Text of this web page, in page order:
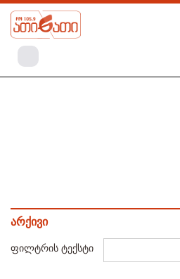
არქივი
ფილტრის ტექსტი